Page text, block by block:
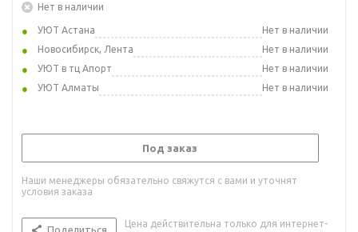
Нет в наличии
УЮТ Астана
Нет в наличии
Новосибирск, Лента
Нет в наличии
УЮТ в тц Апорт
Нет в наличии
УЮТ Алматы
Нет в наличии
Под заказ
Наши менеджеры обязательно свяжутся с вами и уточнят
условия заказа
Поделиться
Цена действительна только для интернет-